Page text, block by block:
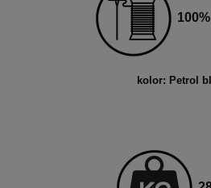
kolor: Petrol